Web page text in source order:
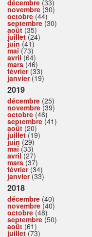
décembre (33)
novembre (30)
octobre (44)
septembre (30)
août (35)
juillet(24)
juin (41)
mai (73)
avril(64)
mars(46)
février(33)
janvier(19)
2019
décembre (25)
novembre (39)
octobre (46)
septembre (41)
août (20)
juillet(19)
juin (29)
mai (33)
avril(27)
mars(37)
février(34)
janvier(33)
2018
décembre (40)
novembre (40)
octobre (48)
septembre (50)
août (61)
juillet(73)